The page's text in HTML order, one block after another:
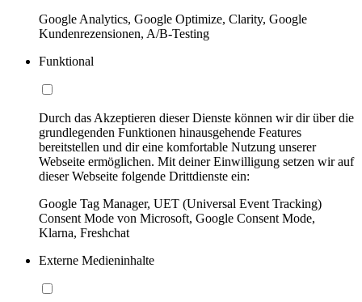
Google Analytics, Google Optimize, Clarity, Google
Kundenrezensionen, A/B-Testing
Funktional
Durch das Akzeptieren dieser Dienste können wir dir über die
grundlegenden Funktionen hinausgehende Features
bereitstellen und dir eine komfortable Nutzung unserer
Webseite ermöglichen. Mit deiner Einwilligung setzen wir auf
dieser Webseite folgende Drittdienste ein:
Google Tag Manager, UET (Universal Event Tracking)
Consent Mode von Microsoft, Google Consent Mode,
Klarna, Freshchat
Externe Medieninhalte